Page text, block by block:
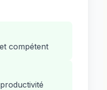
compétent